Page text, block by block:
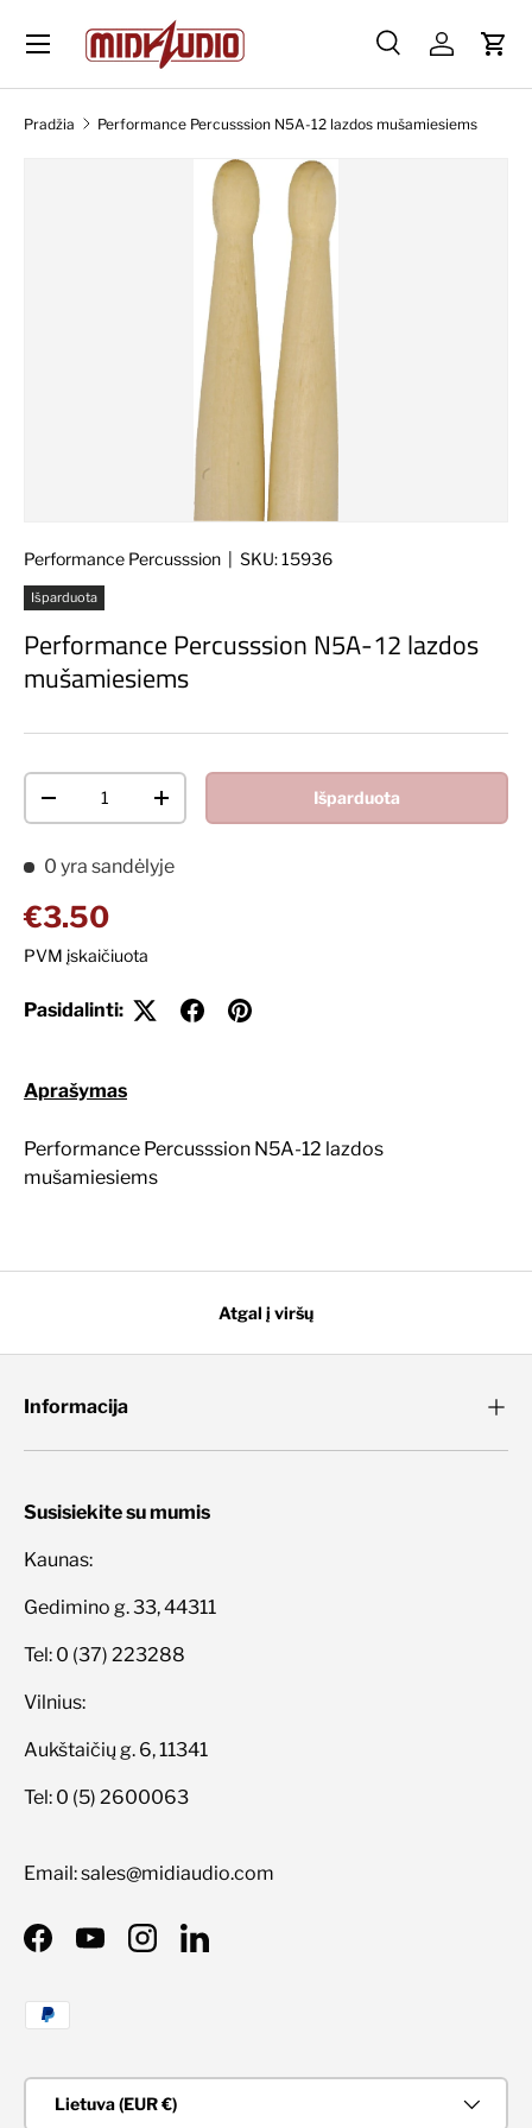
Skip to content
Paieška
PaieškaPrisijungti
Pradžia Performance Percusssion N5A-12 lazdos mušamiesiems
Skip to product information
Performance Percusssion SKU:15936
Išparduota
Performance Percusssion N5A-12 lazdos
mušamiesiems
Decrease quantityIncrease quantity Išparduota
0 yra sandėlyje
Įprasta kaina
€3.50
PVM įskaičiuota
Pasidalinti:
Aprašymas
Performance Percusssion N5A-12 lazdos
mušamiesiems
Atgal į viršų
Informacija
Susisiekite su mumis
Kaunas:
Gedimino g. 33, 44311
Tel: 0 (37) 223288
Vilnius:
Aukštaičių g. 6, 11341
Tel: 0 (5) 2600063
Email: sales@midiaudio.com
FacebookYouTubeInstagramLinkedIn
Priimami mokėjimo būdai
Lietuva (EUR €)